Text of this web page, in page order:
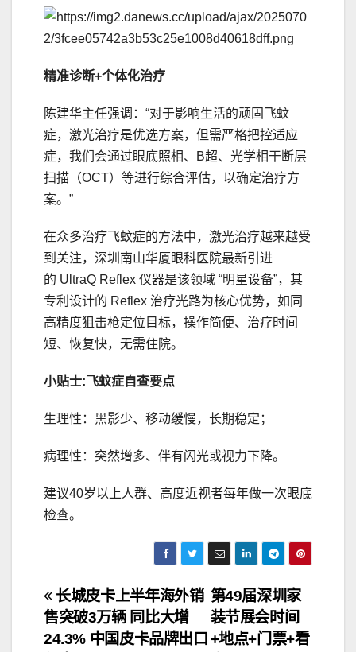
精准诊断+个体化治疗
陈建华主任强调：“对于影响生活的顽固飞蚊
症，激光治疗是优选方案，但需严格把控适应
症，我们会通过眼底照相、B超、光学相干断层
扫描（OCT）等进行综合评估，以确定治疗方
案。”
在众多治疗飞蚊症的方法中，激光治疗越来越受
到关注，深圳南山华厦眼科医院最新引进
的 UltraQ Reflex 仪器是该领域 “明星设备”，其
专利设计的 Reflex 治疗光路为核心优势，如同
高精度狙击枪定位目标，操作简便、治疗时间
短、恢复快，无需住院。
小贴士:飞蚊症自查要点
生理性：黑影少、移动缓慢，长期稳定；
病理性：突然增多、伴有闪光或视力下降。
建议40岁以上人群、高度近视者每年做一次眼底
检查。
文
章
第49届深圳家
装节展会时间
+地点+门票+看
长城皮卡上半年海外销
售突破3万辆 同比大增
24.3% 中国皮卡品牌出口